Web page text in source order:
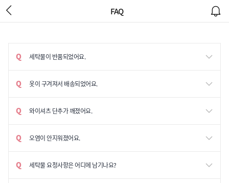
FAQ
세탁물이 반품되었어요.
옷이 구겨져서 배송되었어요.
와이셔츠 단추가 깨졌어요.
오염이 안지워졌어요.
세탁물 요청사항은 어디에 남기나요?